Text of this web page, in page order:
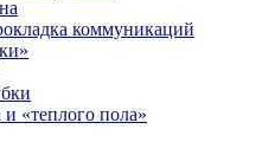
коммуникаций
«теплого пола»